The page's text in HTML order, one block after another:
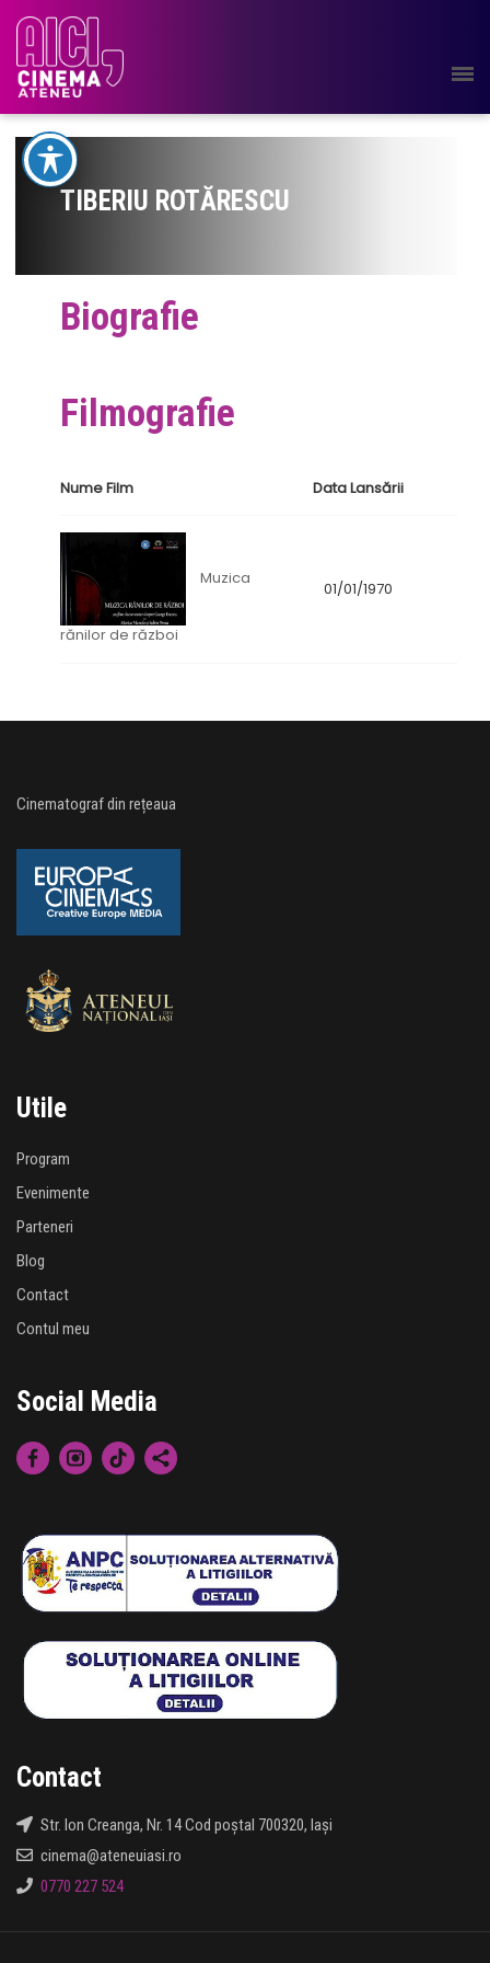
TIBERIU ROTĂRESCU
Biografie
Filmografie
Nume Film Data Lansării
Muzica
rănilor de război
01/01/1970
Cinematograf din rețeaua
Utile
Program
Evenimente
Parteneri
Blog
Contact
Contul meu
Social Media
Contact
Str. Ion Creanga, Nr. 14 Cod poștal 700320, Iași
cinema@ateneuiasi.ro
0770 227 524